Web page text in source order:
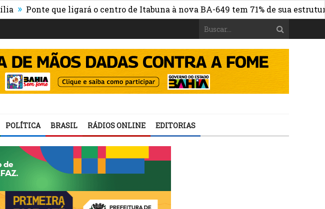
que ligará o centro de Itabuna à nova BA-649 tem 71% de sua estrutura de
POLÍTICA BRASIL RÁDIOS ONLINE EDITORIAS